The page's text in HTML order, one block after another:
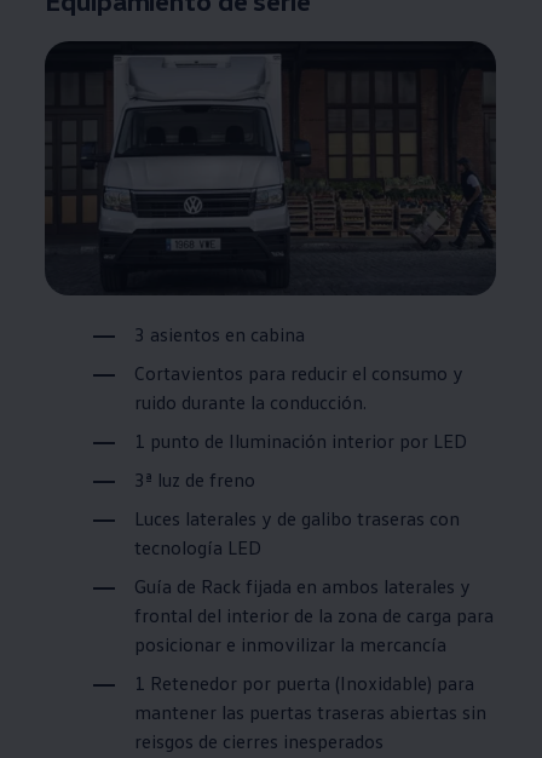
3 asientos en cabina
Cortavientos para reducir el consumo y
ruido durante la conducción.
1 punto de Iluminación interior por LED
3ª luz de freno
Luces laterales y de galibo traseras con
tecnología LED
Guía de Rack fijada en ambos laterales y
frontal del interior de la zona de carga para
posicionar e inmovilizar la mercancía
1 Retenedor por puerta (Inoxidable) para
mantener las puertas traseras abiertas sin
reisgos de cierres inesperados